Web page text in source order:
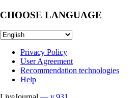
CHOOSE LANGUAGE
Privacy Policy
User Agreement
Recommendation technologies
Help